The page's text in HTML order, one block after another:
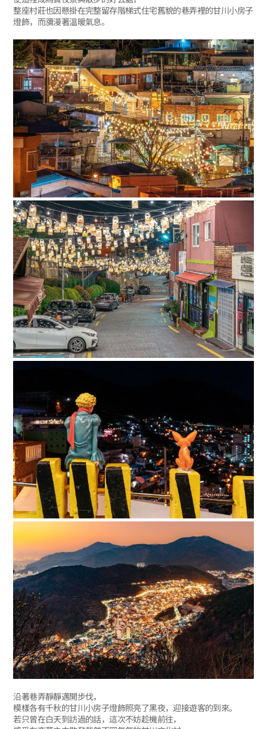
整座村莊也因懸掛在完整留存階梯式住宅舊貌的巷弄裡的甘川小房子
燈飾，而瀰漫著溫暖氣息。
沿著巷弄靜靜邁開步伐，
模樣各有千秋的甘川小房子燈飾照亮了黑夜，迎接遊客的到來。
若只曾在白天到訪過的話，這次不妨趁機前往，